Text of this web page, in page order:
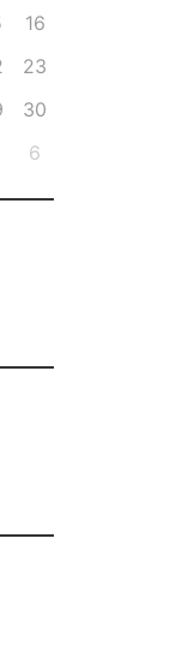
16
23
30
6